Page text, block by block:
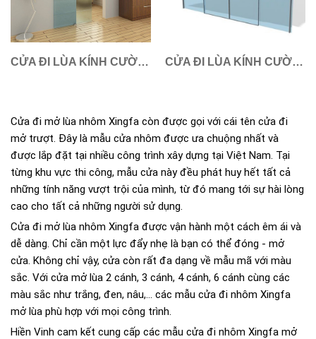
CỬA ĐI LÙA KÍNH CƯỜNG LỰC 1 CÁNH CỬA ĐI LÙA KÍNH CƯỜNG LỰC 2 CÁNH
Cửa đi mở lùa nhôm Xingfa còn được gọi với cái tên cửa đi
mở trượt. Đây là mẫu cửa nhôm được ưa chuộng nhất và
được lắp đặt tại nhiều công trình xây dựng tại Việt Nam. Tại
từng khu vực thi công, mẫu cửa này đều phát huy hết tất cả
những tính năng vượt trội của mình, từ đó mang tới sự hài lòng
cao cho tất cả những người sử dụng.
Cửa đi mở lùa nhôm Xingfa được vận hành một cách êm ái và
dễ dàng. Chỉ cần một lực đẩy nhẹ là bạn có thể đóng - mở
cửa. Không chỉ vậy, cửa còn rất đa dạng về mẫu mã với màu
sắc. Với cửa mở lùa 2 cánh, 3 cánh, 4 cánh, 6 cánh cùng các
màu sắc như trắng, đen, nâu,... các mẫu cửa đi nhôm Xingfa
mở lùa phù hợp với mọi công trình.
Hiền Vinh cam kết cung cấp các mẫu cửa đi nhôm Xingfa mở